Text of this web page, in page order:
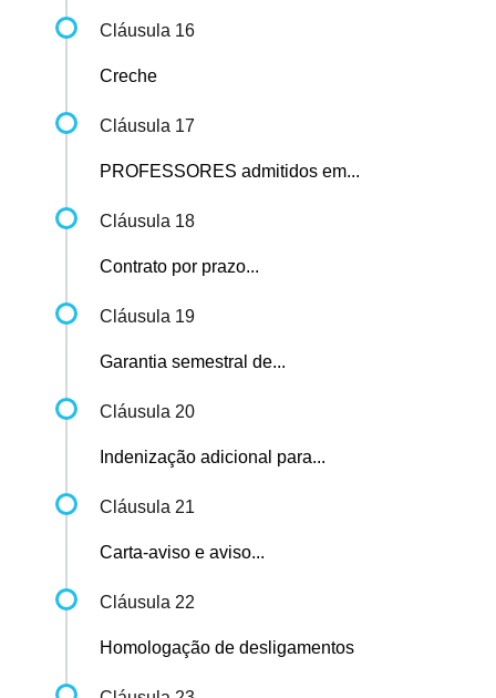
Cláusula 16
Creche
Cláusula 17
PROFESSORES admitidos em...
Cláusula 18
Contrato por prazo...
Cláusula 19
Garantia semestral de...
Cláusula 20
Indenização adicional para...
Cláusula 21
Carta-aviso e aviso...
Cláusula 22
Homologação de desligamentos